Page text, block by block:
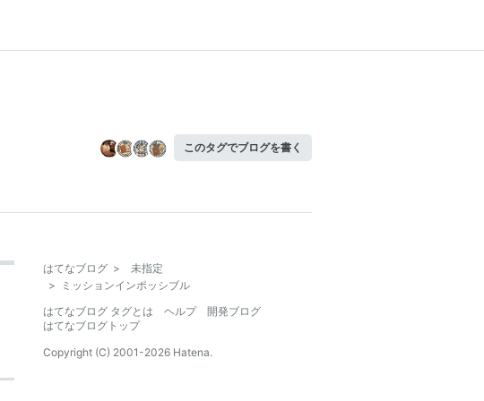
このタグでブログを書く
はてなブログ >
未指定
>
ミッションインポッシブル
はてなブログ タグとは
ヘルプ
開発ブログ
はてなブログトップ
Copyright (C) 2001-2026 Hatena.